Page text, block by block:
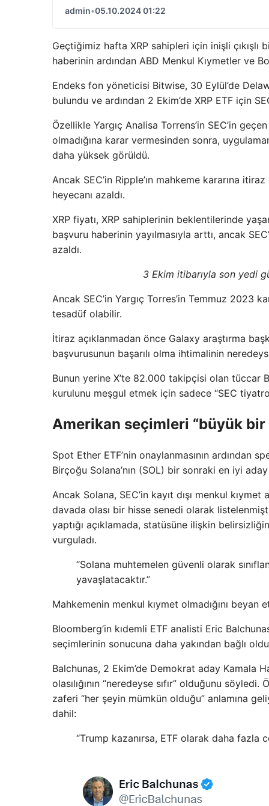
admin•05.10.2024 01:22
Geçtiğimiz hafta XRP sahipleri için inişli çıkışlı
haberinin ardından ABD Menkul Kıymetler ve
Endeks fon yöneticisi Bitwise, 30 Eylül’de
bulundu ve ardından 2 Ekim’de XRP ETF için
Özellikle Yargıç Analisa Torrens’in SEC’in
olmadığına karar vermesinden sonra,
daha yüksek görüldü.
Ancak SEC’in Ripple’ın mahkeme kararına
heyecanı azaldı.
XRP fiyatı, XRP sahiplerinin beklentilerinde
başvuru haberinin yayılmasıyla arttı, ancak
azaldı.
3 Ekim itibarıyla son yedi
Ancak SEC’in Yargıç Torres’in Temmuz
tesadüf olabilir.
İtiraz açıklanmadan önce Galaxy araştırma
başvurusunun başarılı olma ihtimalinin
Bunun yerine X’te 82.000 takipçisi olan tüccar
kurulunu meşgul etmek için sadece “SEC
Amerikan seçimleri “büyük
Spot Ether ETF’nin onaylanmasının
Birçoğu Solana’nın (SOL) bir sonraki en iyi
Ancak Solana, SEC’in kayıt dışı menkul kıymet
davada olası bir hisse senedi olarak
yaptığı açıklamada, statüsüne ilişkin
vurguladı.
“Solana muhtemelen güvenli olarak
yavaşlatacaktır.”
Mahkemenin menkul kıymet olmadığını
Bloomberg’in kıdemli ETF analisti Eric
seçimlerinin sonucuna daha yakından bağlı
Balchunas, 2 Ekim’de Demokrat aday Kamala
olasılığının “neredeyse sıfır” olduğunu
zaferi “her şeyin mümkün olduğu” anlamına
dahil:
“Trump kazanırsa, ETF olarak daha fazla